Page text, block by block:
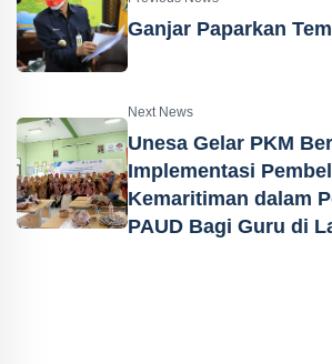
Ganjar Paparkan
Next News
Unesa Gelar PKM
Implementasi
Kemaritiman dalam
PAUD Bagi Guru di